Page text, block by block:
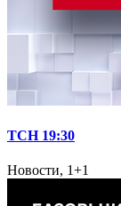
ТСН 19:30
Новости, 1+1